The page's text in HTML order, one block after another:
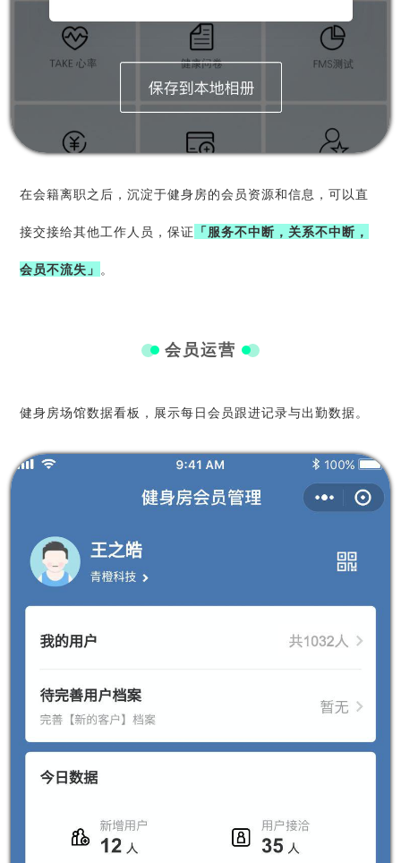
在会籍离职之后，沉淀于健身房的会员资源和信息，可以直
接交接给其他工作人员，保证 「服务不中断，关系不中断，
会员不流失」 。
会员运营
健身房场馆数据看板，展示每日会员跟进记录与出勤数据。